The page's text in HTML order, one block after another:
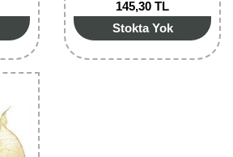
145,30 TL
Stokta Yok
Fidanları